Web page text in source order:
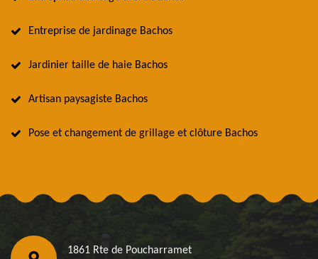
Entreprise de jardinage Bachos
Jardinier taille de haie Bachos
Artisan paysagiste Bachos
Pose et changement de grillage et clôture Bachos
1861 Rte de Poucharramet